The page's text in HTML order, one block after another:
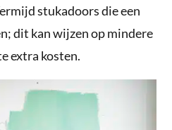
stukadoors die een
dit kan wijzen op mindere
extra kosten.